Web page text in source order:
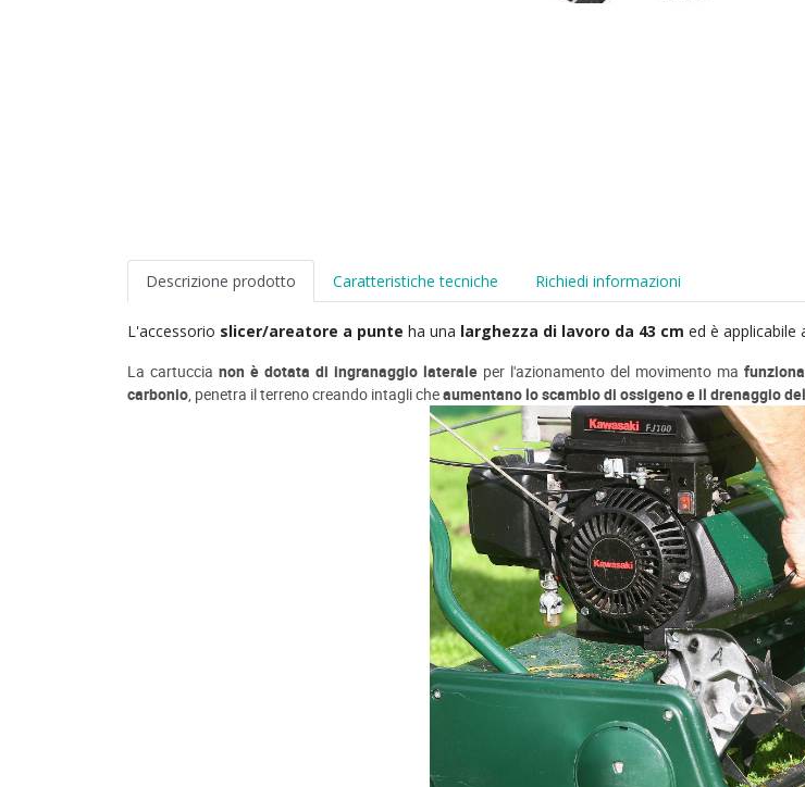
Descrizione prodotto Caratteristiche tecniche Richiedi informazioni
L'accessorio slicer/areatore a punte ha una larghezza di lavoro da 43 cm ed è applicabile
La cartuccia non è dotata di ingranaggio laterale per l'azionamento del movimento ma
carbonio, penetra il terreno creando intagli cheaumentano lo scambio di ossigeno e il drenaggio